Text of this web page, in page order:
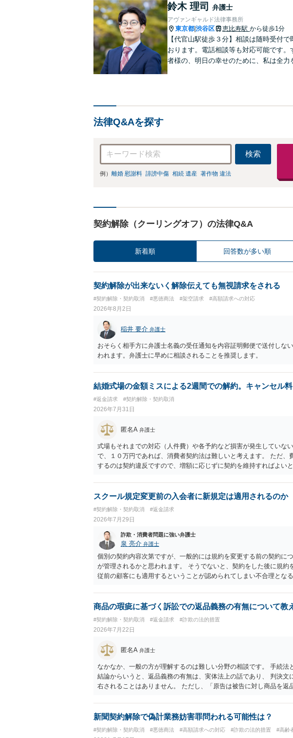
鈴木 理司 弁護士
アヴァンギャルド法律事務所
東京都 渋谷区 恵比寿駅 から徒歩1分
【代官山駅徒歩３分】相談は随時受付
おります。電話相談等も対応可能です。
者様の、明日の幸せのために、私は全力
法律Q&Aを探す
検索
例） 離婚 慰謝料 誹謗中傷 相続 遺産 著作物 違法
契約解除（クーリングオフ）の法律Q&A
新着順 回答数が多い順
契約解除が出来ないく解除伝えても無視請求をされる
#契約解除・契約取消 #悪徳商法 #架空請求 #高額請求への対応
2026年8月2日
稲井 要介 弁護士
おそらく相手方に弁護士名義の受任通知を内容証明郵便で送付しな
われます。弁護士に早めに相談されることを推奨します。
結婚式場の金額ミスによる2週間での解約。キャンセル料
#返金請求 #契約解除・契約取消
2026年7月31日
匿名A 弁護士
式場もそれまでの対応（人件費）や各予約など損害が発生していな
で、１０万円であれば、消費者契約法は難しいと考えます。 ただ、
するのは契約違反ですので、増額に応じずに契約を維持すればよい
スクール規定変更前の入会者に新規定は適用されるのか
#契約解除・契約取消 #返金請求
2026年7月29日
詐欺・消費者問題に強い弁護士
泉 亮介 弁護士
個別の契約内容次第ですが、一般的には規約を変更する前の契約に
が管理されるかと思われます。 そうでないと、契約をした後に規約
従前の顧客にも適用するということが認められてしまい不合理とな
商品の瑕疵に基づく訴訟での返品義務の有無について教
#契約解除・契約取消 #返金請求 #詐欺の法的措置
2026年7月22日
匿名A 弁護士
なかなか、一般の方が理解するのは難しい分野の相談です。 手続法
結論からいうと、返品義務の有無は、実体法上の話であり、 判決文
右されることはありません。 ただし、「原告は被告に対し商品を返
て、相談者さんは、商品の返品義務を負うことになります。 ただし
無が争われ争点化していたが、 結論として、返品義務が存在しない
新聞契約解除で偽計業務妨害罪問われる可能性は？
#契約解除・契約取消 #悪徳商法 #高額請求への対応 #詐欺の法的措置 #高齢